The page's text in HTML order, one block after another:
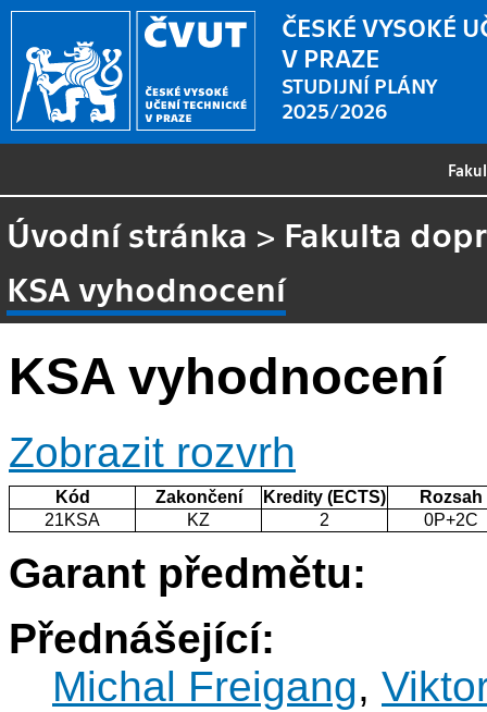
ČESKÉ VYSOKÉ
V PRAZE
STUDIJNÍ PLÁNY
2025/2026
Úvodní stránka > Fakulta
KSA vyhodnocení
KSA vyhodnocení
Zobrazit rozvrh
Kód Zakončení Kredity (ECTS)
Rozsah
21KSA
KZ 2 0P+2C
Garant předmětu:
Přednášející:
Michal Freigang,